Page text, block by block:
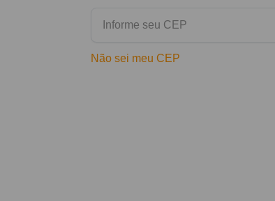
Não sei meu CEP